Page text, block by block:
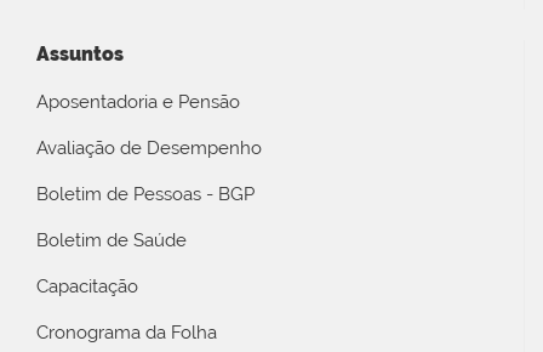
Assuntos
Aposentadoria e Pensão
Avaliação de Desempenho
Boletim de Pessoas - BGP
Boletim de Saúde
Capacitação
Cronograma da Folha